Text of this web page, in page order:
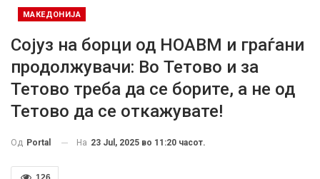
МАКЕДОНИЈА
Сојуз на борци од НОАВМ и граѓани
продолжувачи: Во Тетово и за
Тетово треба да се борите, а не од
Тетово да се откажувате!
Од Portal На 23 Jul, 2025 во 11:20 часот.